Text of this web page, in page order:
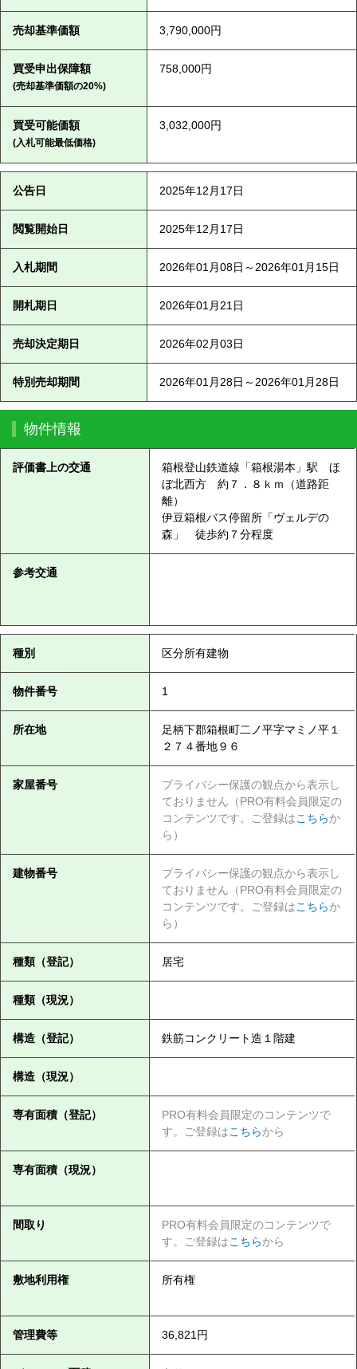
売却基準価額 3,790,000円
買受申出保障額
(売却基準価額の20%)
758,000円
買受可能価額
(入札可能最低価格)
3,032,000円
公告日 2025年12月17日
閲覧開始日 2025年12月17日
入札期間 2026年01月08日～2026年01月15日
開札期日 2026年01月21日
売却決定期日 2026年02月03日
特別売却期間 2026年01月28日～2026年01月28日
物件情報
評価書上の交通
箱根登山鉄道線「箱根湯本」駅 ほ
ぼ北西方 約７．８ｋｍ（道路距
離）
伊豆箱根バス停留所「ヴェルデの
森」 徒歩約７分程度
参考交通
種別 区分所有建物
物件番号 1
所在地
足柄下郡箱根町二ノ平字マミノ平１
２７４番地９６
家屋番号
プライバシー保護の観点から表示し
ておりません（PRO有料会員限定の
コンテンツです。ご登録はこちらか
ら）
建物番号
プライバシー保護の観点から表示し
ておりません（PRO有料会員限定の
コンテンツです。ご登録はこちらか
ら）
種類（登記） 居宅
種類（現況）
構造（登記） 鉄筋コンクリート造１階建
構造（現況）
専有面積（登記）
PRO有料会員限定のコンテンツで
す。ご登録はこちらから
専有面積（現況）
間取り
PRO有料会員限定のコンテンツで
す。ご登録はこちらから
敷地利用権 所有権
管理費等 36,821円